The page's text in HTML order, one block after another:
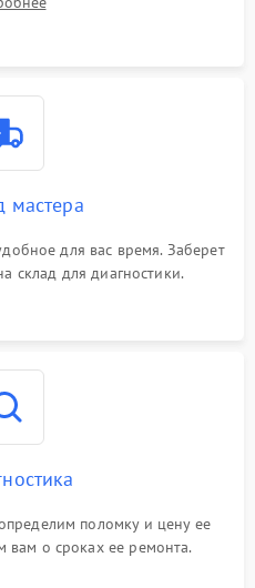
мастера
для вас время. Заберет
склад для диагностики.
поломку и цену ее
вам о сроках ее ремонта.